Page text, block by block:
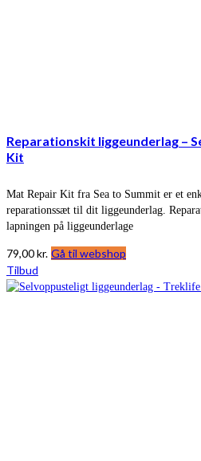
Reparationskit liggeunderlag –
Kit
Mat Repair Kit fra Sea to Summit er et
reparationssæt til dit liggeunderlag.
lapningen på liggeunderlage
79,00kr. Gå til webshop
Tilbud